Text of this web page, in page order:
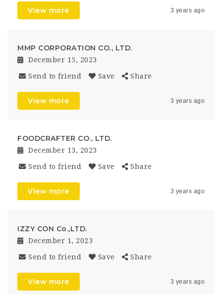
View more 3 years ago
MMP CORPORATION CO., LTD.
December 15, 2023
Send to friend Save Share
View more 3 years ago
FOODCRAFTER CO., LTD.
December 13, 2023
Send to friend Save Share
View more 3 years ago
IZZY CON Co.,LTD.
December 1, 2023
Send to friend Save Share
View more 3 years ago